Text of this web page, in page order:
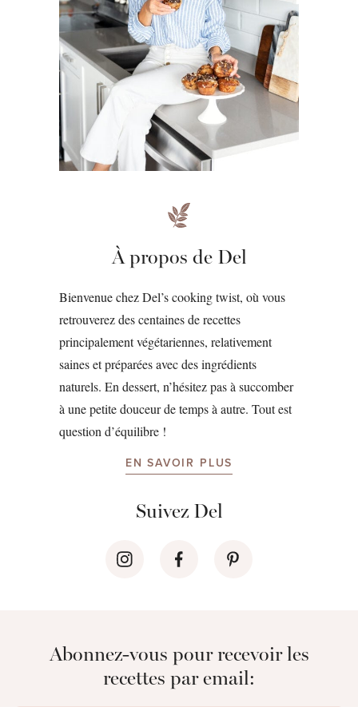
À propos de Del
Bienvenue chez Del’s cooking twist, où vous
retrouverez des centaines de recettes
principalement végétariennes, relativement
saines et préparées avec des ingrédients
naturels. En dessert, n’hésitez pas à succomber
à une petite douceur de temps à autre. Tout est
question d’équilibre !
EN SAVOIR PLUS
Suivez Del
Abonnez-vous pour recevoir les
recettes par email: